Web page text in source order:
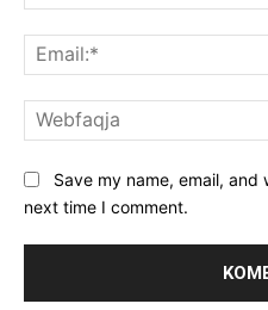
Save my name, email,
next time I comment.